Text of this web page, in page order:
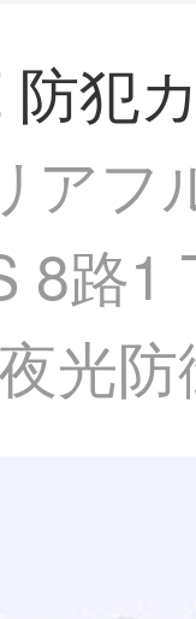
犯
アフ
8路
光防